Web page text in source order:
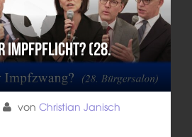
Impfpflicht? (28.
von Christian Janisch